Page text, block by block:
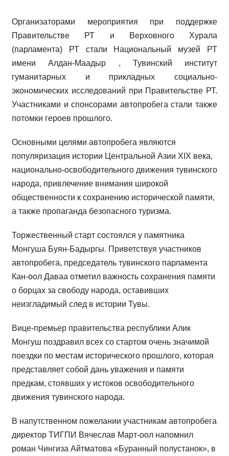
Организаторами мероприятия при поддержке
Правительстве РТ и Верховного Хурала
(парламента) РТ стали Национальный музей РТ
имени Алдан-Маадыр , Тувинский институт
гуманитарных и прикладных социально-
экономических исследований при Правительстве РТ.
Участниками и спонсорами автопробега стали также
потомки героев прошлого.
Основными целями автопробега являются
популяризация истории Центральной Азии XIX века,
национально-освободительного движения тувинского
народа, привлечение внимания широкой
общественности к сохранению исторической памяти,
а также пропаганда безопасного туризма.
Торжественный старт состоялся у памятника
Монгуша Буян-Бадыргы. Приветствуя участников
автопробега, председатель тувинского парламента
Кан-оол Даваа отметил важность сохранения памяти
о борцах за свободу народа, оставивших
неизгладимый след в истории Тувы.
Вице-премьер правительства республики Алик
Монгуш поздравил всех со стартом очень значимой
поездки по местам исторического прошлого, которая
представляет собой дань уважения и памяти
предкам, стоявших у истоков освободительного
движения тувинского народа.
В напутственном пожелании участникам автопробега
директор ТИГПИ Вячеслав Март-оол напомнил
роман Чингиза Айтматова «Буранный полустанок», в